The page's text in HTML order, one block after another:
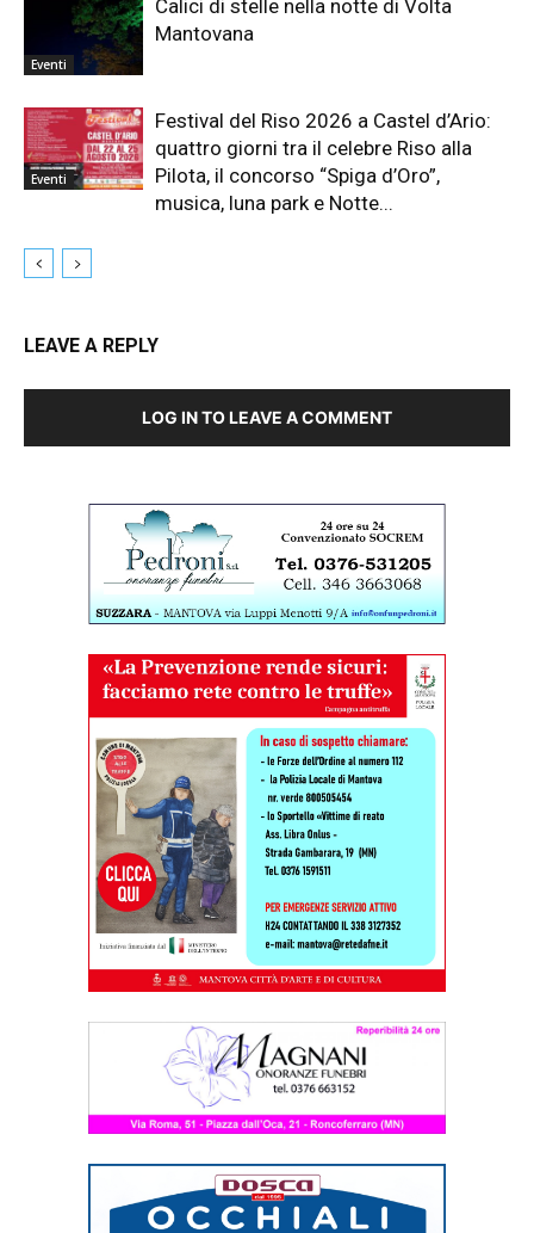
Eventi
Calici di stelle nella notte di Volta
Mantovana
Eventi
Festival del Riso 2026 a Castel d’Ario:
quattro giorni tra il celebre Riso alla
Pilota, il concorso “Spiga d’Oro”,
musica, luna park e Notte...
LEAVE A REPLY
LOG IN TO LEAVE A COMMENT